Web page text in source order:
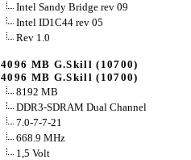
Intel Sandy Bridge rev 09
Intel ID1C44 rev 05
Rev 1.0
4096 MB G.Skill (10700)
4096 MB G.Skill (10700)
8192 MB
DDR3-SDRAM Dual Channel
7.0-7-7-21
668.9 MHz
1,5 Volt